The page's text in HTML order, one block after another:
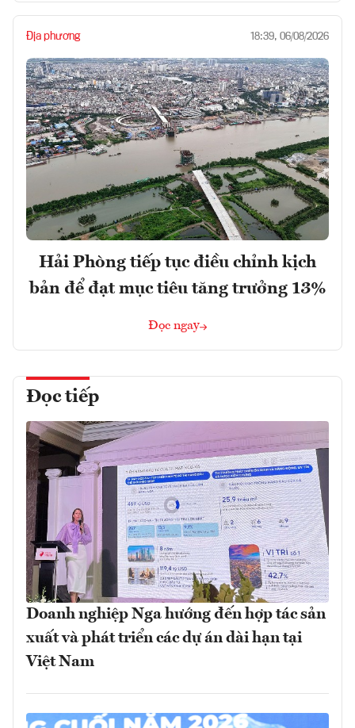
Địa phương 18:39, 06/08/2026
Hải Phòng tiếp tục điều chỉnh kịch
bản để đạt mục tiêu tăng trưởng 13%
Đọc ngay
Đọc tiếp
Doanh nghiệp Nga hướng đến hợp tác sản
xuất và phát triển các dự án dài hạn tại
Việt Nam